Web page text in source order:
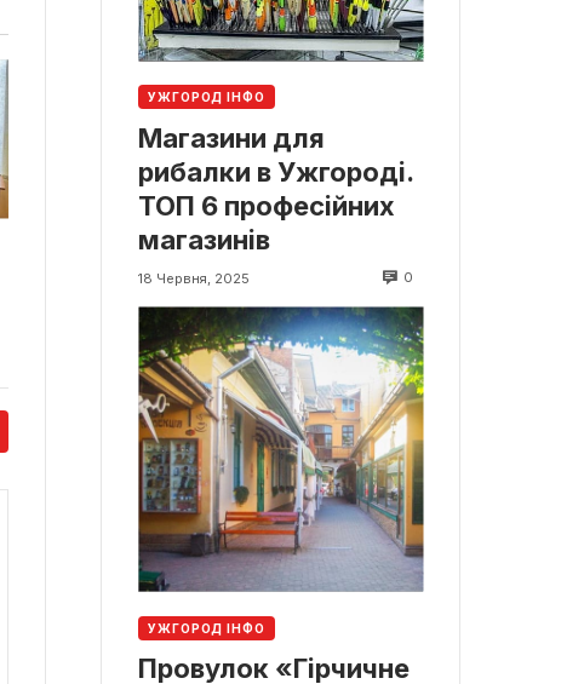
УЖГОРОД ІНФО
Магазини для
рибалки в Ужгороді.
ТОП 6 професійних
магазинів
18 Червня, 2025 0
УЖГОРОД ІНФО
Провулок «Гірчичне